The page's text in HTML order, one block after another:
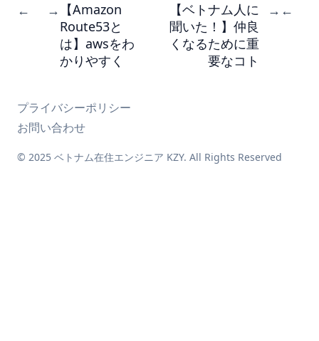
← → 【Amazon
Route53と
は】awsをわ
かりやすく
【ベトナム人に
聞いた！】仲良
くなるために重
要なコト
→ ←
プライバシーポリシー
お問い合わせ
© 2025 ベトナム在住エンジニア KZY. All Rights Reserved